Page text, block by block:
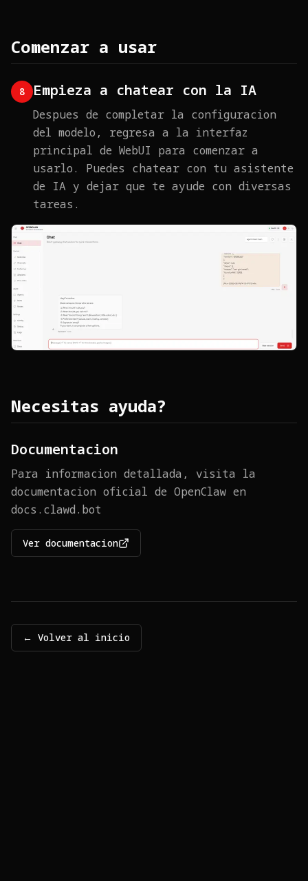
Comenzar a usar
8 Empieza a chatear con la IA
Despues de completar la configuracion
del modelo, regresa a la interfaz
principal de WebUI para comenzar a
usarlo. Puedes chatear con tu asistente
de IA y dejar que te ayude con diversas
tareas.
Necesitas ayuda?
Documentacion
Para informacion detallada, visita la
documentacion oficial de OpenClaw en
docs.clawd.bot
Ver documentacion
← Volver al inicio